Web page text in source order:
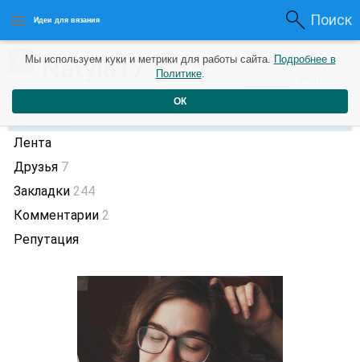
Идеи для вязания Поиск
Natyla173 года назад 0 0
Профиль
Лента
Друзья 7
Закладки 244
Комментарии 2
Репутация
Мы используем куки и метрики для работы сайта. Подробнее в
Политике.
ОК